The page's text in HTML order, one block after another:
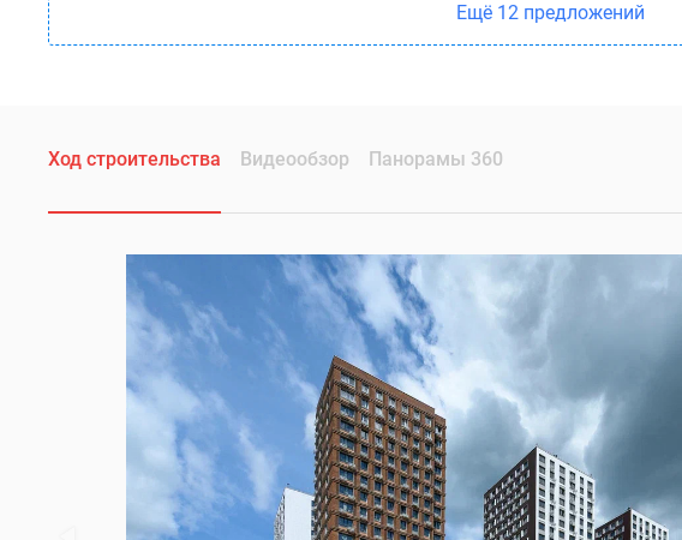
Ещё 12 предложений
Ход строительства Видеообзор Панорамы 360